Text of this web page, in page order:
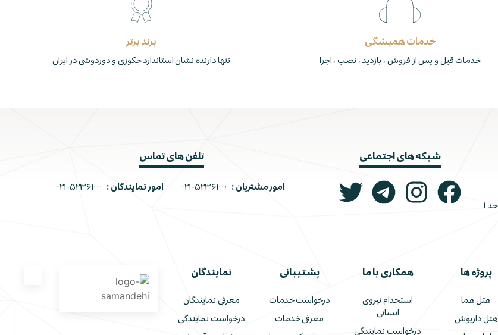
خدمات همیشگی
خدمات قبل و پس از فروش ، بازدید ، نصب ، اجرا
برند برتر
تنها دارنده نشان استاندارد جکوزی و دوردوشی در ایران
ونک، ملاصدرا، خیابان شیرازی جنوبی، کوچه اتحاد، پلاک ۲، واحد ۱
شبکه های اجتماعی تلفن های تماس
امور مشتریان : ۰۲۱-۵۲۳۶۱۰۰۰ امور نمایندگان : ۰۲۱-۵۲۳۶۱۰۰۰
پروژه ها
هتل هما
هتل داریوش
همکاری با ما
استخدام نیروی
انسانی
درخواست نمایندگی
پشتیبانی
درخواست خدمات
معرفی خدمات
نمایندگان
معرفی نمایندگان
درخواست نمایندگی